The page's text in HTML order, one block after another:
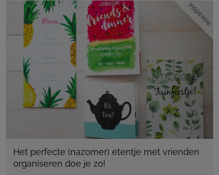
inspiratie
Het perfecte (nazomer) etentje met vrienden
organiseren doe je zo!